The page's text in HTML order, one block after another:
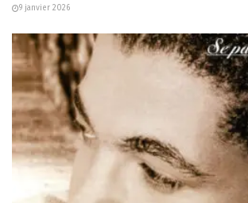
9 janvier 2026